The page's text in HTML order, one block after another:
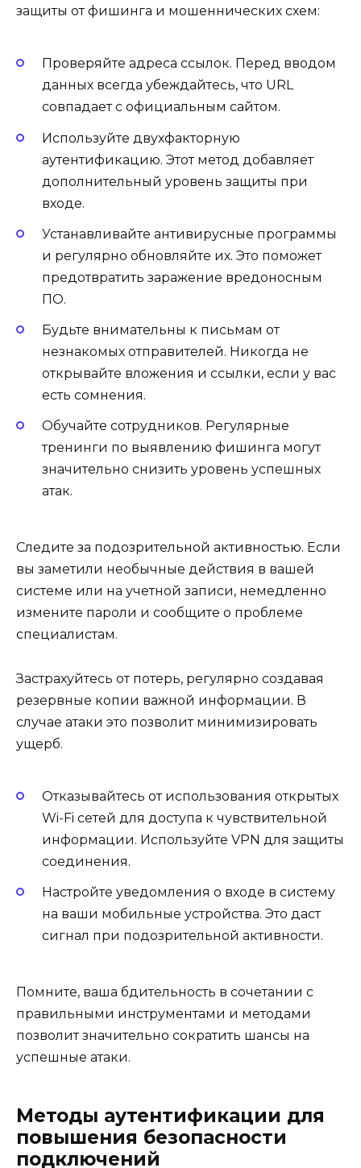
защиты от фишинга и мошеннических схем:
Проверяйте адреса ссылок. Перед вводом
данных всегда убеждайтесь, что URL
совпадает с официальным сайтом.
Используйте двухфакторную
аутентификацию. Этот метод добавляет
дополнительный уровень защиты при
входе.
Устанавливайте антивирусные программы
и регулярно обновляйте их. Это поможет
предотвратить заражение вредоносным
ПО.
Будьте внимательны к письмам от
незнакомых отправителей. Никогда не
открывайте вложения и ссылки, если у вас
есть сомнения.
Обучайте сотрудников. Регулярные
тренинги по выявлению фишинга могут
значительно снизить уровень успешных
атак.
Следите за подозрительной активностью. Если
вы заметили необычные действия в вашей
системе или на учетной записи, немедленно
измените пароли и сообщите о проблеме
специалистам.
Застрахуйтесь от потерь, регулярно создавая
резервные копии важной информации. В
случае атаки это позволит минимизировать
ущерб.
Отказывайтесь от использования открытых
Wi-Fi сетей для доступа к чувствительной
информации. Используйте VPN для защиты
соединения.
Настройте уведомления о входе в систему
на ваши мобильные устройства. Это даст
сигнал при подозрительной активности.
Помните, ваша бдительность в сочетании с
правильными инструментами и методами
позволит значительно сократить шансы на
успешные атаки.
Методы аутентификации для
повышения безопасности
подключений